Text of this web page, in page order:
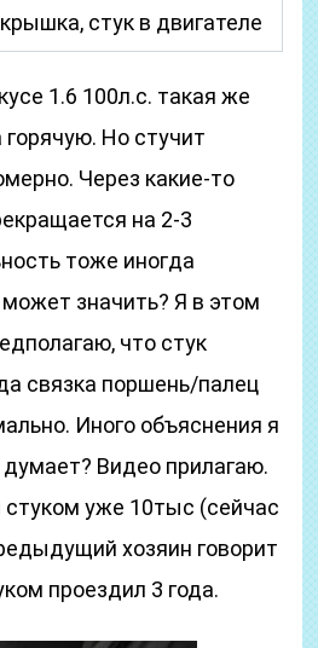
стук в двигателе
1.6 100л.с. такая же
Но стучит
Через какие-то
на 2-3
тоже иногда
значить? Я в этом
что стук
связка поршень/палец
Иного объяснения я
думает? Видео прилагаю.
уже 10тыс (сейчас
хозяин говорит
проездил 3 года.